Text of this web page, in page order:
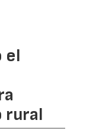
el
rural